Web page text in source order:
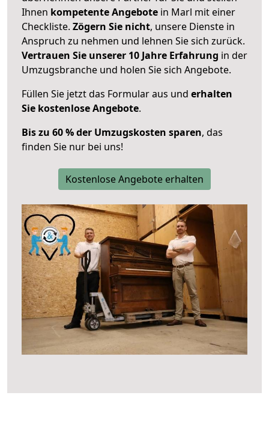
Ihnen kompetente Angebote in Marl mit einer
Checkliste. Zögern Sie nicht, unsere Dienste in
Anspruch zu nehmen und lehnen Sie sich zurück.
Vertrauen Sie unserer 10 Jahre Erfahrung in der
Umzugsbranche und holen Sie sich Angebote.
Füllen Sie jetzt das Formular aus und erhalten
Sie kostenlose Angebote.
Bis zu 60 % der Umzugskosten sparen, das
finden Sie nur bei uns!
Kostenlose Angebote erhalten